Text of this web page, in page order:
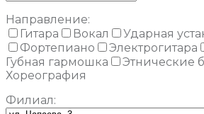
Направление:
Гитара
Вокал Ударная
Фортепиано
Электрогитара
Губная гармошка
Этнические
Хореография
Филиал: